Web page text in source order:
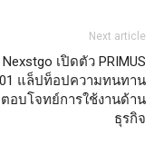
Next article
Nexstgo เปิดตัว PRIMUS
แล็ปท็อปความทนทาน
ตอบโจทย์การใช้งานด้าน
ธุรกิจ